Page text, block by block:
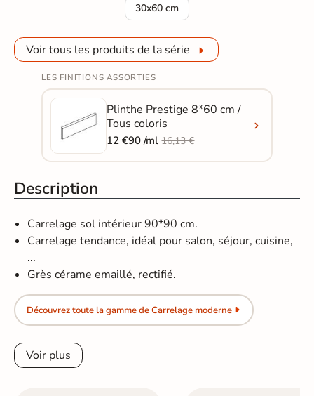
30x60 cm
Carrelage sol moderne Prestige ambre
Voir tous les produits de la série
LES FINITIONS ASSORTIES
Plinthe Prestige 8*60 cm /
Tous coloris
12 €90 /ml16,13 €
Description
Carrelage sol intérieur 90*90 cm.
Carrelage tendance, idéal pour salon, séjour, cuisine,
...
Grès cérame emaillé, rectifié.
Découvrez toute la gamme de Carrelage moderne
Voir plus